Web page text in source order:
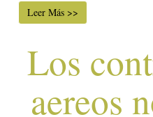
Leer Más >>
Los
aereos